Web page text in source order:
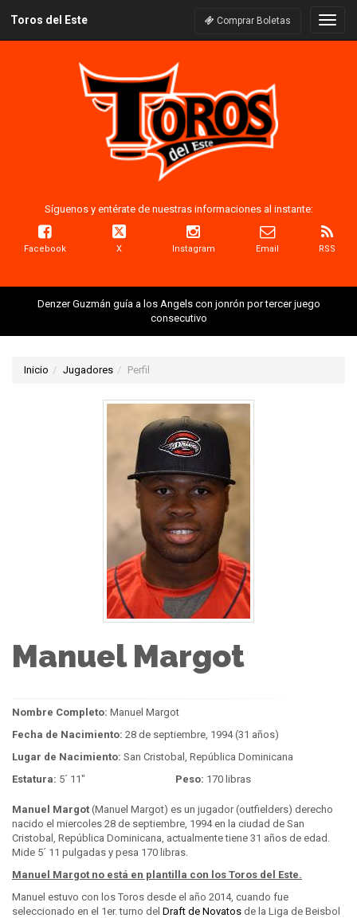
Toros del Este Comprar Boletas
Síguenos y entérate de nuestras informaciones al instante:
Facebook X Instagram Email RSS
Denzer Guzmán guía a los Angels con jonrón por tercer juego
consecutivo
Inicio Jugadores Perfil
Manuel Margot
Nombre Completo: Manuel Margot
Fecha de Nacimiento: 28 de septiembre, 1994 (31 años)
Lugar de Nacimiento: San Cristobal, República Dominicana
Estatura: 5´ 11" Peso: 170 libras
Manuel Margot (Manuel Margot) es un jugador (outfielders) derecho
nacido el miercoles 28 de septiembre, 1994 en la ciudad de San
Cristobal, República Dominicana, actualmente tiene 31 años de edad.
Mide 5´ 11 pulgadas y pesa 170 libras.
Manuel Margot no está en plantilla con los Toros del Este.
Manuel estuvo con los Toros desde el año 2014, cuando fue
seleccionado en el 1er. turno del Draft de Novatos de la Liga de Beisbol